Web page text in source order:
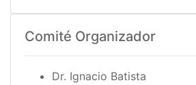
Comité Organizador
Dr. Ignacio Batista